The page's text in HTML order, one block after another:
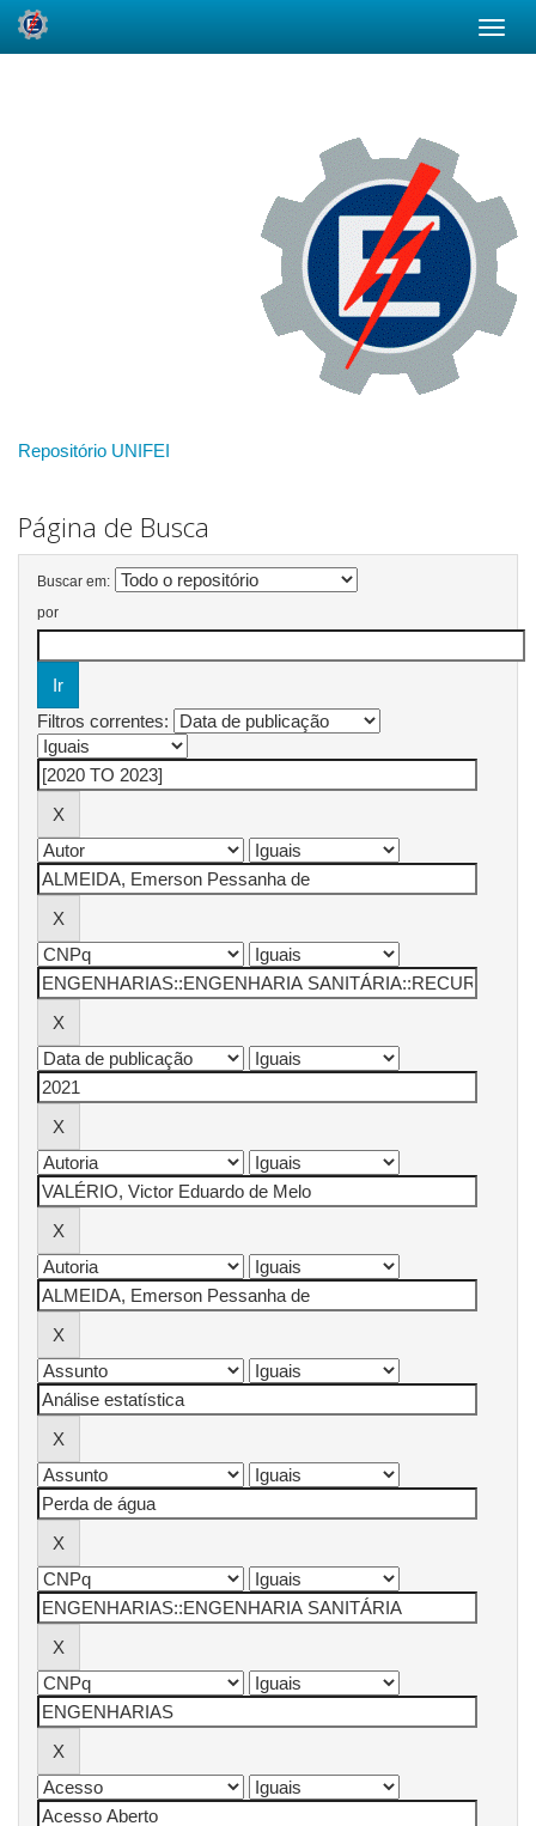
Repositório UNIFEI
Página de Busca
Buscar em:
por
Filtros correntes: